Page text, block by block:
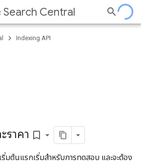
Search Central
Indexing API
ราคา bookmark_border
มต้นแรกเริ่มสำหรับการทดสอบ และจะต้อง